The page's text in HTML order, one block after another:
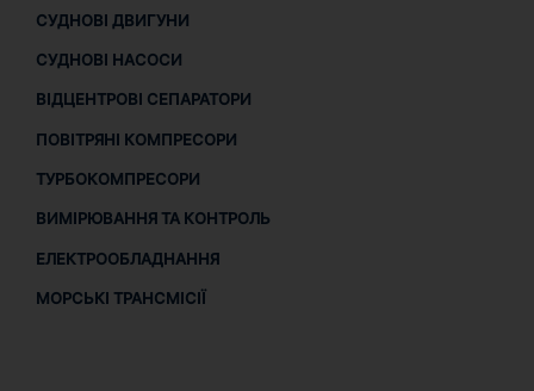
СУДНОВІ ДВИГУНИ
СУДНОВІ НАСОСИ
ВІДЦЕНТРОВІ СЕПАРАТОРИ
ПОВІТРЯНІ КОМПРЕСОРИ
ТУРБОКОМПРЕСОРИ
ВИМІРЮВАННЯ ТА КОНТРОЛЬ
ЕЛЕКТРООБЛАДНАННЯ
МОРСЬКІ ТРАНСМІСІЇ